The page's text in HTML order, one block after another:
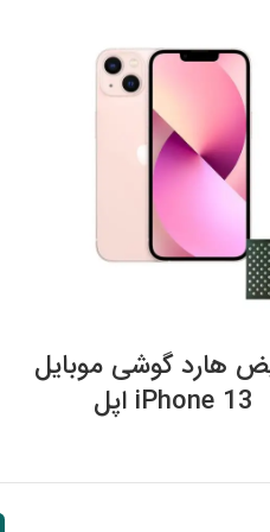
هارد گوشی موبایل
iPhone 13 اپل